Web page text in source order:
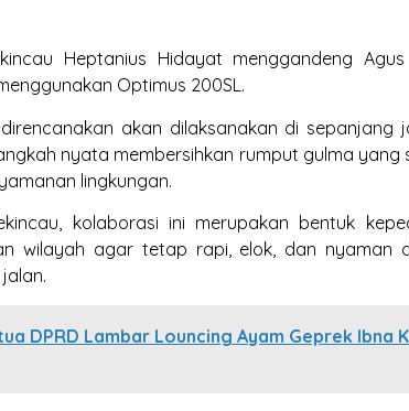
Heptanius Hidayat menggandeng
Optimus 200SL.
akan dilaksanakan di sepanjang
nyata membersihkan rumput gulma yang
lingkungan.
kolaborasi ini merupakan bentuk
wilayah agar tetap rapi, elok, dan nyaman
DPRD Lambar Louncing Ayam Geprek Ibna